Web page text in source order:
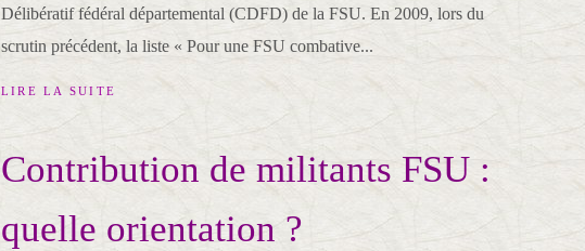
Délibératif fédéral départemental (CDFD) de la FSU. En 2009, lors du
scrutin précédent, la liste « Pour une FSU combative...
LIRE LA SUITE
Contribution de militants FSU :
quelle orientation ?